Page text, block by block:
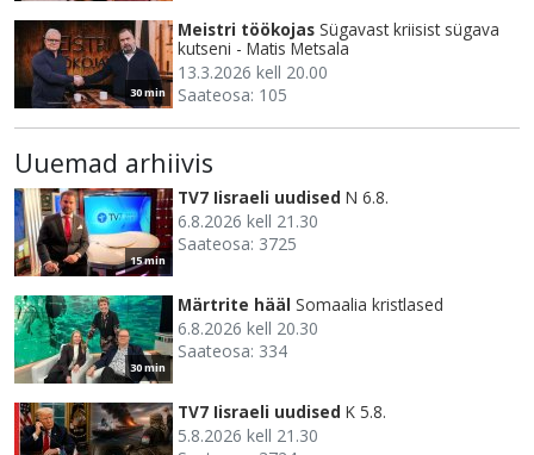
30 min
Meistri töökojas Sügavast kriisist sügava
kutseni - Matis Metsala
13.3.2026 kell 20.00
Saateosa: 105
Uuemad arhiivis
15 min
TV7 Iisraeli uudised N 6.8.
6.8.2026 kell 21.30
Saateosa: 3725
30 min
Märtrite hääl Somaalia kristlased
6.8.2026 kell 20.30
Saateosa: 334
TV7 Iisraeli uudised K 5.8.
5.8.2026 kell 21.30